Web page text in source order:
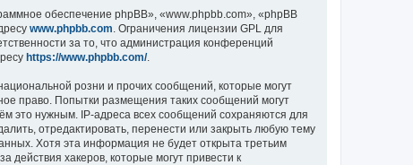
обеспечение phpBB», «www.phpbb.com», «phpBB
www.phpbb.com . Ограничения лицензии GPL для
за то, что администрация конференций
https://www.phpbb.com/.
розни и прочих сообщений, которые могут
право. Попытки размещения таких сообщений могут
это нужным. IP-адреса всех сообщений сохраняются для
отредактировать, перенести или закрыть любую тему
Хотя эта информация не будет открыта третьим
хакеров, которые могут привести к